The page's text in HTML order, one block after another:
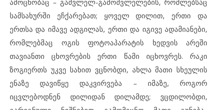
სამსახურში ეჩქარებათ; ყოველ დილით, ერთი და
ერთსა და იმავე ადგილას, ერთი და იგივე ადამიანები,
რომლებმაც ოგის ფოტოაპარატის ხედვის არეში
თავიანთი ცხოვრების ერთი წამი იცხოვრეს. რაკი
ზოგიერთს უკვე სახით ვცნობდი, ახლა მათი სხეულის
ენაზე დავიწყე დაკვირვება – იმაზე, როგორ
იცვლებოდნენ დილიდან დილამდე; ვცდილობდი,